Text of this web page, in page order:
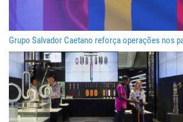
Grupo Salvador Caetano reforça operações nos